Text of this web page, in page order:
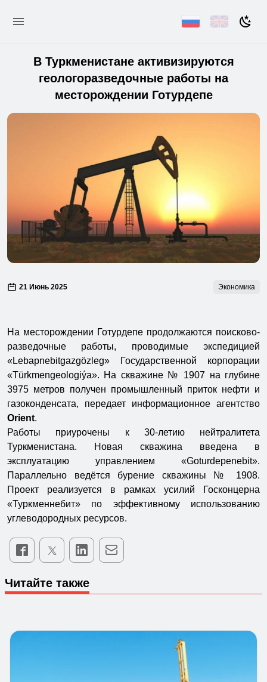
В Туркменистане активизируются
геологоразведочные работы на
месторождении Готурдепе
21 Июнь 2025 Экономика
На месторождении Готурдепе продолжаются поисково-
разведочные работы, проводимые экспедицией
«Lebapnebitgazgözleg» Государственной корпорации
«Türkmengeologiýa». На скважине № 1907 на глубине
3975 метров получен промышленный приток нефти и
газоконденсата, передает информационное агентство
Orient.
Работы приурочены к 30-летию нейтралитета
Туркменистана. Новая скважина введена в
эксплуатацию управлением «Goturdepenebit».
Параллельно ведётся бурение скважины № 1908.
Проект реализуется в рамках усилий Госконцерна
«Туркменнебит» по эффективному использованию
углеводородных ресурсов.
Читайте также